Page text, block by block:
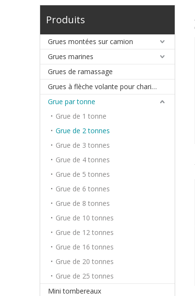
Produits
Grues montées sur camion
Grues marines
Grues de ramassage
Grues à flèche volante pour chariot élévateur
Grue par tonne
Grue de 1 tonne
Grue de 2 tonnes
Grue de 3 tonnes
Grue de 4 tonnes
Grue de 5 tonnes
Grue de 6 tonnes
Grue de 8 tonnes
Grue de 10 tonnes
Grue de 12 tonnes
Grue de 16 tonnes
Grue de 20 tonnes
Grue de 25 tonnes
Mini tombereaux